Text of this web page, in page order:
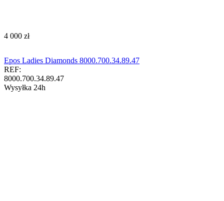
‍4 000‍ zł
Epos Ladies Diamonds 8000.700.34.89.47
REF:
8000.700.34.89.47
Wysyłka 24h